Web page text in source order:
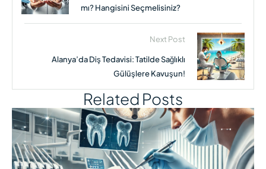
mı? Hangisini Seçmelisiniz?
Next Post
Alanya’da Diş Tedavisi: Tatilde Sağlıklı
Gülüşlere Kavuşun!
Related Posts